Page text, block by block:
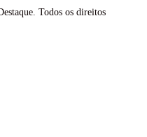
Todos os direitos